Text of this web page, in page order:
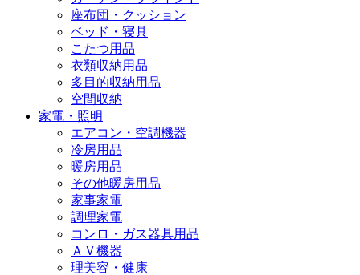
座布団・クッション
ベッド・寝具
こたつ用品
衣類収納用品
多目的収納用品
空間収納
家電・照明
エアコン・空調機器
冷房用品
暖房用品
その他暖房用品
家事家電
調理家電
コンロ・ガス器具用品
ＡＶ機器
理美容・健康